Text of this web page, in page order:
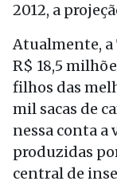
2012, a
Atualmente, a
R$ 18,5
filhos das
mil sacas de
nessa conta a
produzidas
central de